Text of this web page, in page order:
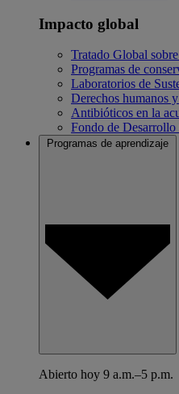
Impacto global
Tratado Global
Programas de
Laboratorios de
Derechos humanos
Antibióticos en la
Fondo de
Programas de aprendizaje
Abierto hoy 9 a.m.–5 p.m.